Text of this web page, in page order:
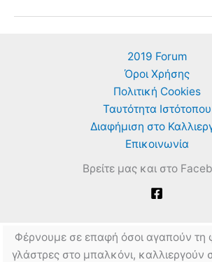
και
2019 Forum
Όροι Χρήσης
Πολιτική Cookies
Ταυτότητα Ιστότοπου
Διαφήμιση στο
Επικοινωνία
Βρείτε μας και στο
Φέρνουμε σε επαφή όσοι αγαπούν τη
γλάστρες στο μπαλκόνι, καλλιεργούν